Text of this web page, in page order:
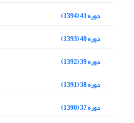
دوره 41 (1394)
دوره 40 (1393)
دوره 39 (1392)
دوره 38 (1391)
دوره 37 (1390)